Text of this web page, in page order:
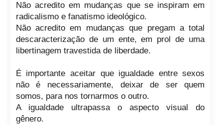
Não acredito em mudanças que se inspiram em
radicalismo e fanatismo ideológico.
Não acredito em mudanças que pregam a total
descaracterização de um ente, em prol de uma
libertinagem travestida de liberdade.
É importante aceitar que igualdade entre sexos
não é necessariamente, deixar de ser quem
somos, para nos tornarmos o outro.
A igualdade ultrapassa o aspecto visual do
gênero.